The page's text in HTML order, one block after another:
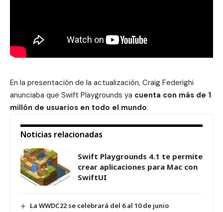
En la presentación de la actualización, Craig Federighi
anunciaba que Swift Playgrounds ya cuenta con más de 1
millón de usuarios en todo el mundo.
Noticias relacionadas
Swift Playgrounds 4.1 te permite
crear aplicaciones para Mac con
SwiftUI
La WWDC22 se celebrará del 6 al 10 de junio